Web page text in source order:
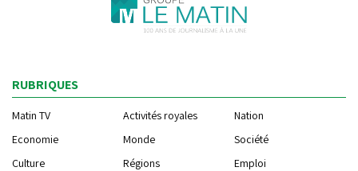
RUBRIQUES
Matin TV Activités royales
Nation
Economie
Monde
Société
Culture
Régions
Emploi